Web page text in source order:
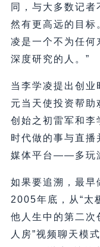
同，与大多数记者
然有更高远的目标
凌是一个不为任何
深度研究的人。”
当李学凌提出创
元当天使投资帮助
创始之初雷军和李
时代做的事与直播
媒体平台——多玩
如果要追溯，最早
2005年底，从“太
他人生中的第二次
人房”视频聊天模